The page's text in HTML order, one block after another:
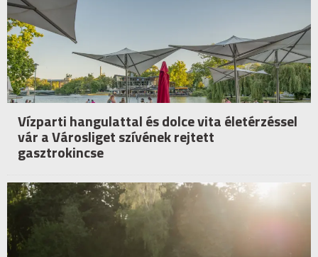
Vízparti hangulattal és dolce vita életérzéssel
vár a Városliget szívének rejtett
gasztrokincse